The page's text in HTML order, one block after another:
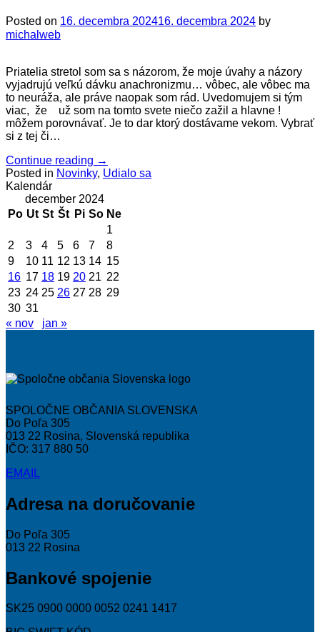
Posted on 16. decembra 202416. decembra 2024 by
michalweb
Priatelia stretol som sa s názorom, že moje úvahy a názory
vyjadrujú veľkú dávku anachronizmu… vôbec, ale vôbec ma
to neuráža, ale práve naopak som rád. Uvedomujem si tým
viac, že už som na tomto svete niečo zažil a hlavne !
môžem porovnávať. Je to dar ktorý dostávame vekom. Vybrať
si z tej či…
Continue reading →
Posted in Novinky, Udialo sa
Kalendár
december 2024
Po Ut St Št Pi So Ne
1
2
3 4 5 6 7
8
9
10 11 12 13 14 15
16 17 18 19 20 21 22
23 24 25 26 27 28 29
30 31
« nov
jan »
SPOLOČNE OBČANIA SLOVENSKA
Do Poľa 305
013 22 Rosina, Slovenská republika
IČO: 317 880 50
EMAIL
Adresa na doručovanie
Do Poľa 305
013 22 Rosina
Bankové spojenie
SK25 0900 0000 0052 0241 1417